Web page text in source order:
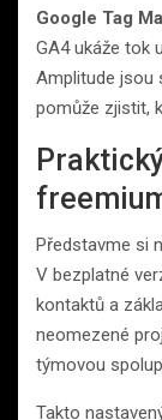
Google Tag
GA4 ukáže tok
Amplitude jsou
pomůže zjistit,
Představme si
V bezplatné
kontaktů a
neomezené
týmovou
Takto